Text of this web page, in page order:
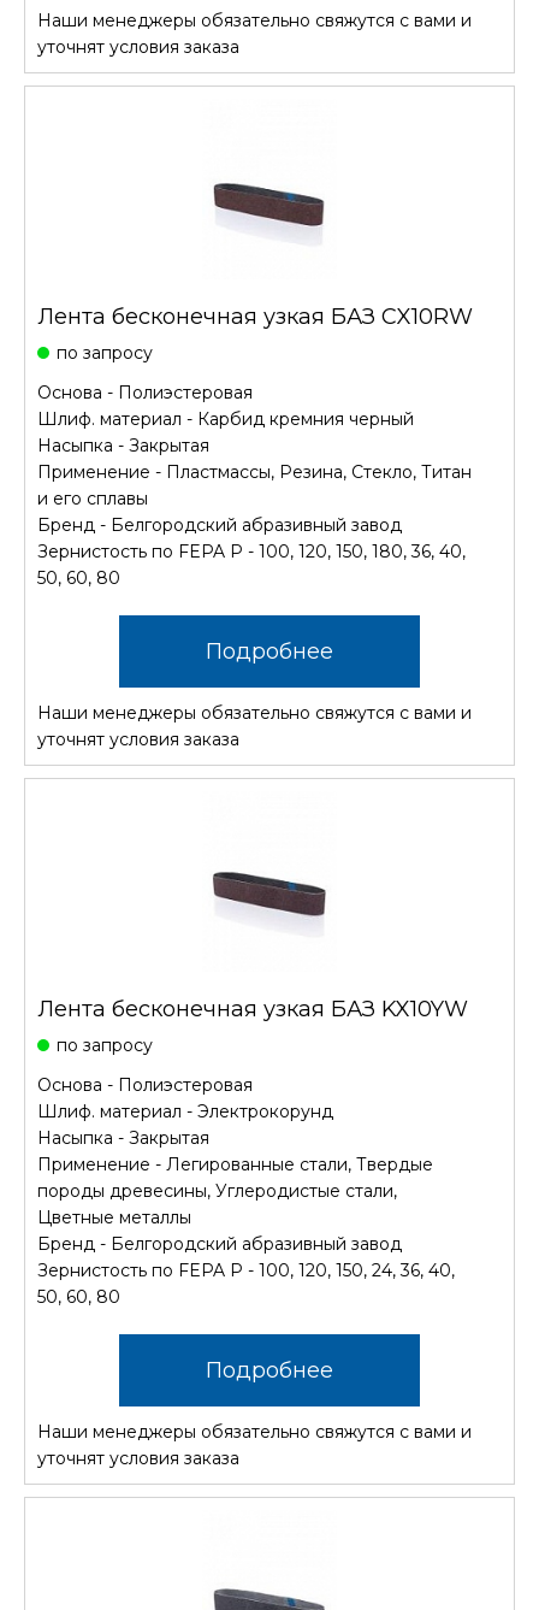
Наши менеджеры обязательно свяжутся с вами и
уточнят условия заказа
Лента бесконечная узкая БАЗ CX10RW
по запросу
Основа - Полиэстеровая
Шлиф. материал - Карбид кремния черный
Насыпка - Закрытая
Применение - Пластмассы, Резина, Стекло, Титан
и его сплавы
Бренд - Белгородский абразивный завод
Зернистость по FEPA P - 100, 120, 150, 180, 36, 40,
50, 60, 80
Подробнее
Наши менеджеры обязательно свяжутся с вами и
уточнят условия заказа
Лента бесконечная узкая БАЗ KX10YW
по запросу
Основа - Полиэстеровая
Шлиф. материал - Электрокорунд
Насыпка - Закрытая
Применение - Легированные стали, Твердые
породы древесины, Углеродистые стали,
Цветные металлы
Бренд - Белгородский абразивный завод
Зернистость по FEPA P - 100, 120, 150, 24, 36, 40,
50, 60, 80
Подробнее
Наши менеджеры обязательно свяжутся с вами и
уточнят условия заказа